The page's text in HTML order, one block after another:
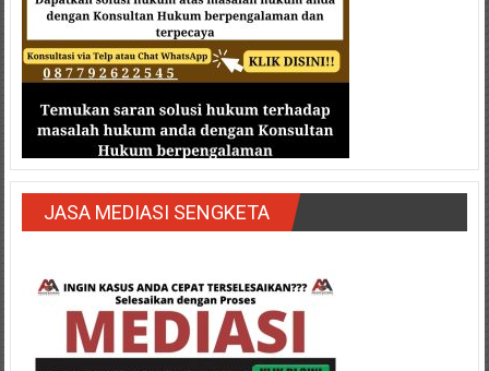
Blitar/Surabaya/Palembang/
Bekasi/Jakarta
selatan/
Utara/
Pusat/
Karawang/
Lampung
Lampung
Timur/Lampung/
Bengkulu/
JASA MEDIASI SENGKETA